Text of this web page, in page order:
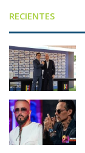
RECIENTES